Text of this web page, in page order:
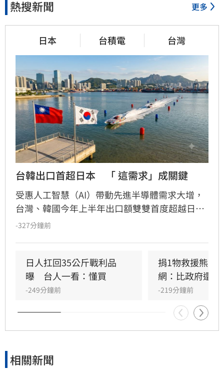
熱搜新聞 更多
日本 台積電 台灣
台韓出口首超日本　「 這需求」成關鍵
受惠人工智慧（AI）帶動先進半導體需求大增，
台灣、韓國今年上半年出口額雙雙首度超越日
本。相較之下，日本的優勢主要侷限於半導體相
-327分鐘前
日人扛回35公斤戰利品
曝　台人一看：懂買
-249分鐘前
捐1物救援熊本
網：比政府還有
-219分鐘前
相關新聞